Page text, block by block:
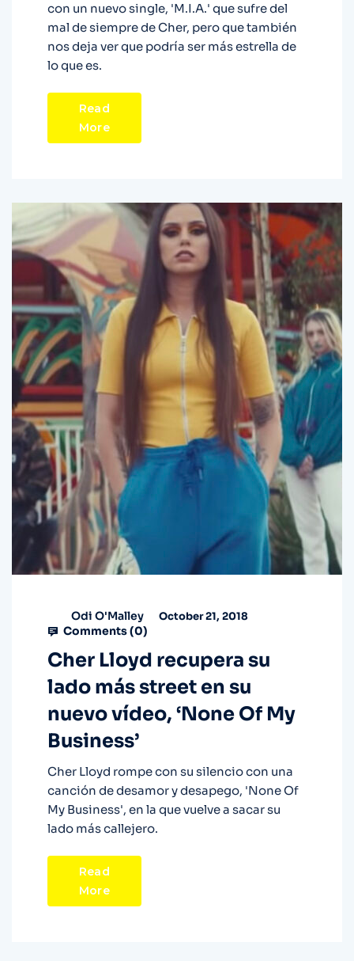
con un nuevo single, 'M.I.A.' que sufre del
mal de siempre de Cher, pero que también
nos deja ver que podría ser más estrella de
lo que es.
Read
More
Odi O'Malley October 21, 2018
Comments (0)
Cher Lloyd recupera su
lado más street en su
nuevo vídeo, ‘None Of My
Business’
Cher Lloyd rompe con su silencio con una
canción de desamor y desapego, 'None Of
My Business', en la que vuelve a sacar su
lado más callejero.
Read
More